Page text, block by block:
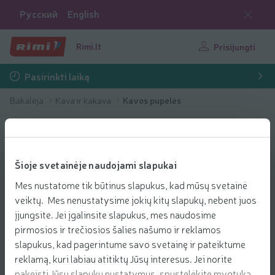
Šioje svetainėje naudojami slapukai
Mes nustatome tik būtinus slapukus, kad mūsų svetainė
veiktų. Mes nenustatysime jokių kitų slapukų, nebent juos
įjungsite. Jei įgalinsite slapukus, mes naudosime
pirmosios ir trečiosios šalies našumo ir reklamos
slapukus, kad pagerintume savo svetainę ir pateiktume
reklamą, kuri labiau atitiktų Jūsų interesus. Jei norite
Русский English
Rimi.lt Prisijungti
Pasirinkti laiką
Bakalėja Kava ir kakava Kavos pupelės